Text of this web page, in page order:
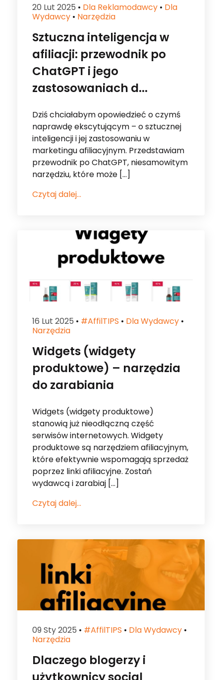
20 Lut 2025 • Dla Reklamodawcy • Dla
Wydawcy • Narzędzia
Sztuczna inteligencja w
afiliacji: przewodnik po
ChatGPT i jego
zastosowaniach d...
Dziś chciałabym opowiedzieć o czymś
naprawdę ekscytującym – o sztucznej
inteligencji i jej zastosowaniu w
marketingu afiliacyjnym. Przedstawiam
przewodnik po ChatGPT, niesamowitym
narzędziu, które może […]
Czytaj dalej...
16 Lut 2025 • #affilTIPS • Dla Wydawcy •
Narzędzia
Widgets (widgety
produktowe) – narzędzia
do zarabiania
Widgets (widgety produktowe)
stanowią już nieodłączną część
serwisów internetowych. Widgety
produktowe są narzędziem afiliacyjnym,
które efektywnie wspomagają sprzedaż
poprzez linki afiliacyjne. Zostań
wydawcą i zarabiaj […]
Czytaj dalej...
09 Sty 2025 • #affilTIPS • Dla Wydawcy •
Narzędzia
Dlaczego blogerzy i